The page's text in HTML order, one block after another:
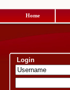
Home
Login